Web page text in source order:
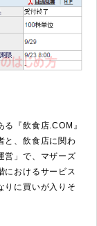
『飲食店.COM』
と、飲食店に関わ
営」で、マザーズ
におけるサービス
りに買いが入りそ